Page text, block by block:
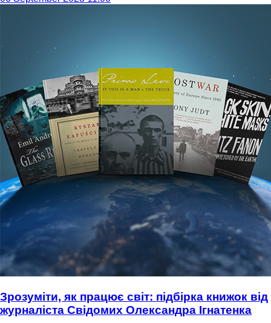
Зрозуміти, як працює світ: підбірка книжок від
журналіста Свідомих Олександра Ігнатенка